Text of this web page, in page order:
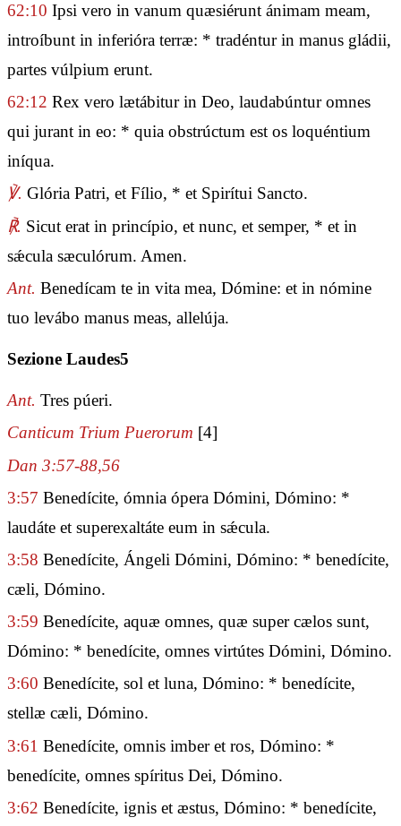
62:10 Ipsi vero in vanum quæsiérunt ánimam meam,
introíbunt in inferióra terræ: * tradéntur in manus gládii,
partes vúlpium erunt.
62:12 Rex vero lætábitur in Deo, laudabúntur omnes
qui jurant in eo: * quia obstrúctum est os loquéntium
iníqua.
℣. Glória Patri, et Fílio, * et Spirítui Sancto.
℟. Sicut erat in princípio, et nunc, et semper, * et in
sǽcula sæculórum. Amen.
Ant. Benedícam te in vita mea, Dómine: et in nómine
tuo levábo manus meas, allelúja.
Sezione Laudes5
Ant. Tres púeri.
Canticum Trium Puerorum [4]
Dan 3:57-88,56
3:57 Benedícite, ómnia ópera Dómini, Dómino: *
laudáte et superexaltáte eum in sǽcula.
3:58 Benedícite, Ángeli Dómini, Dómino: * benedícite,
cæli, Dómino.
3:59 Benedícite, aquæ omnes, quæ super cælos sunt,
Dómino: * benedícite, omnes virtútes Dómini, Dómino.
3:60 Benedícite, sol et luna, Dómino: * benedícite,
stellæ cæli, Dómino.
3:61 Benedícite, omnis imber et ros, Dómino: *
benedícite, omnes spíritus Dei, Dómino.
3:62 Benedícite, ignis et æstus, Dómino: * benedícite,